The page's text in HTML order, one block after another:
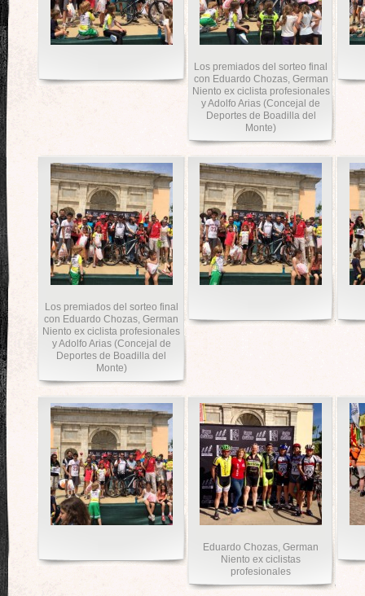
Los premiados del sorteo final
con Eduardo Chozas, German
Niento ex ciclista profesionales
y Adolfo Arias (Concejal de
Deportes de Boadilla del
Monte)
Los premiados del sorteo final
con Eduardo Chozas, German
Niento ex ciclista profesionales
y Adolfo Arias (Concejal de
Deportes de Boadilla del
Monte)
Eduardo Chozas, German
Niento ex ciclistas
profesionales